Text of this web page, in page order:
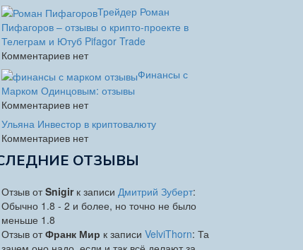
Трейдер Роман
Пифагоров – отзывы о крипто-проекте в
Телеграм и Ютуб Pifagor Trade
Комментариев нет
Финансы с
Марком Одинцовым: отзывы
Комментариев нет
Ульяна Инвестор в криптовалюту
Комментариев нет
ОТЗЫВЫ
Отзыв отSnigirк записи Дмитрий Зуберт:
Обычно 1.8 - 2 и более, но точно не было
меньше 1.8
Отзыв отФранк Мир к записи VelviThorn: Та